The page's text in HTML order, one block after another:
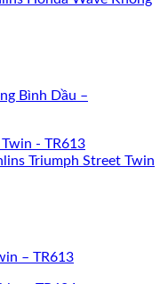
Bình Dầu –
– TR613